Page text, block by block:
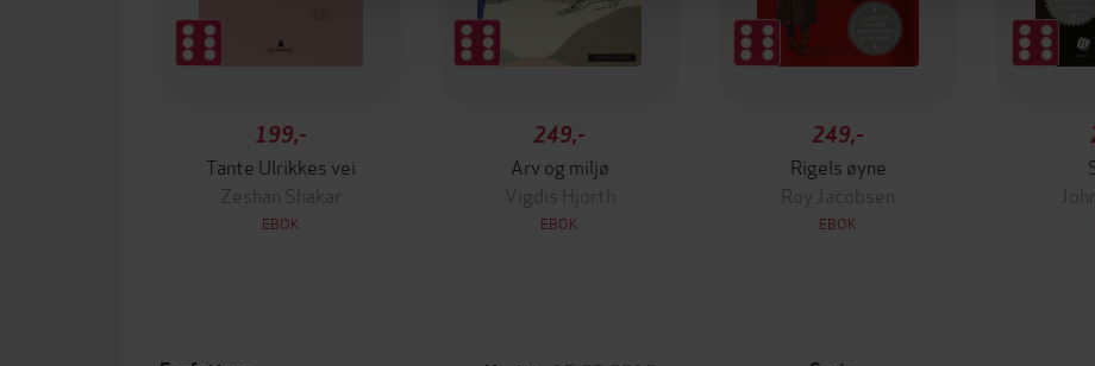
199,-
Tante Ulrikkes vei
Zeshan Shakar
EBOK
249,-
Arv og miljø
Vigdis Hjorth
EBOK
249,-
Rigels øyne
Roy Jacobsen
EBOK